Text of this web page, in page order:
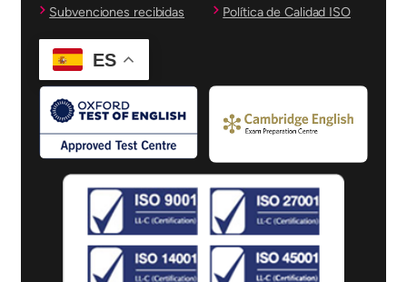
Subvenciones recibidas
Política de Calidad ISO
ES